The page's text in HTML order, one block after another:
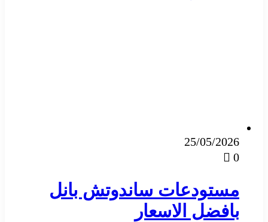
25/05/2026
0
مستودعات ساندوتش بانل
بافضل الاسعار